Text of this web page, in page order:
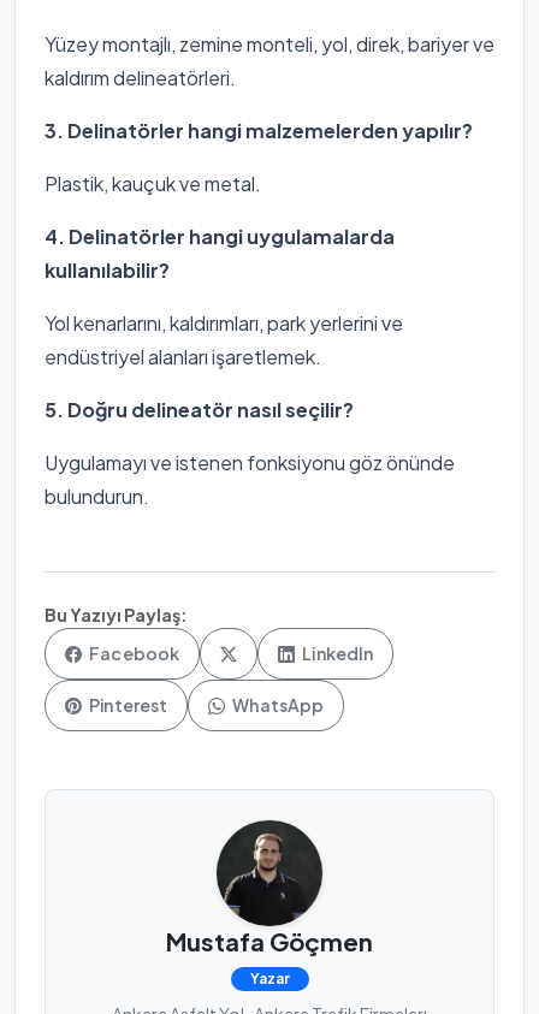
Yüzey montajlı, zemine monteli, yol, direk, bariyer ve
kaldırım delineatörleri.
3. Delinatörler hangi malzemelerden yapılır?
Plastik, kauçuk ve metal.
4. Delinatörler hangi uygulamalarda
kullanılabilir?
Yol kenarlarını, kaldırımları, park yerlerini ve
endüstriyel alanları işaretlemek.
5. Doğru delineatör nasıl seçilir?
Uygulamayı ve istenen fonksiyonu göz önünde
bulundurun.
Bu Yazıyı Paylaş:
Facebook
LinkedIn
Pinterest WhatsApp
Mustafa Göçmen
Yazar